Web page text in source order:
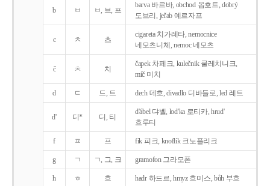
b ㅂ ㅂ, 브, 프
barva 바르바, obchod 옵호트, dobrý
도브리, jeřab 예르자프
c ㅊ 츠
cigareta 치가레타, nemocnice
네모츠니체, nemoc 네모츠
č ㅊ 치
čapek 차페크, kulečnik 쿨레치니크,
míč 미치
d ㄷ 드, 트 dech 데흐, divadlo 디바들로, led 레트
d' 디* 디, 티
d'ábel 댜벨, lod'ka 로티카, hrud'
흐루티
f ㅍ 프 fík 피크, knoflík 크노플리크
g ㄱ ㄱ, 그, 크 gramofon 그라모폰
h ㅎ 흐 hadr 하드르, hmyz 흐미스, bůh 부흐